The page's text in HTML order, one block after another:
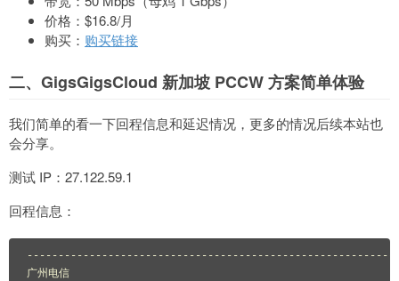
价格：$16.8/月
购买： 购买链接
二、GigsGigsCloud 新加坡 PCCW 方案简单体验
我们简单的看一下回程信息和延迟情况，更多的情况后续本站也
会分享。
测试 IP：27.122.59.1
回程信息：
广州电信